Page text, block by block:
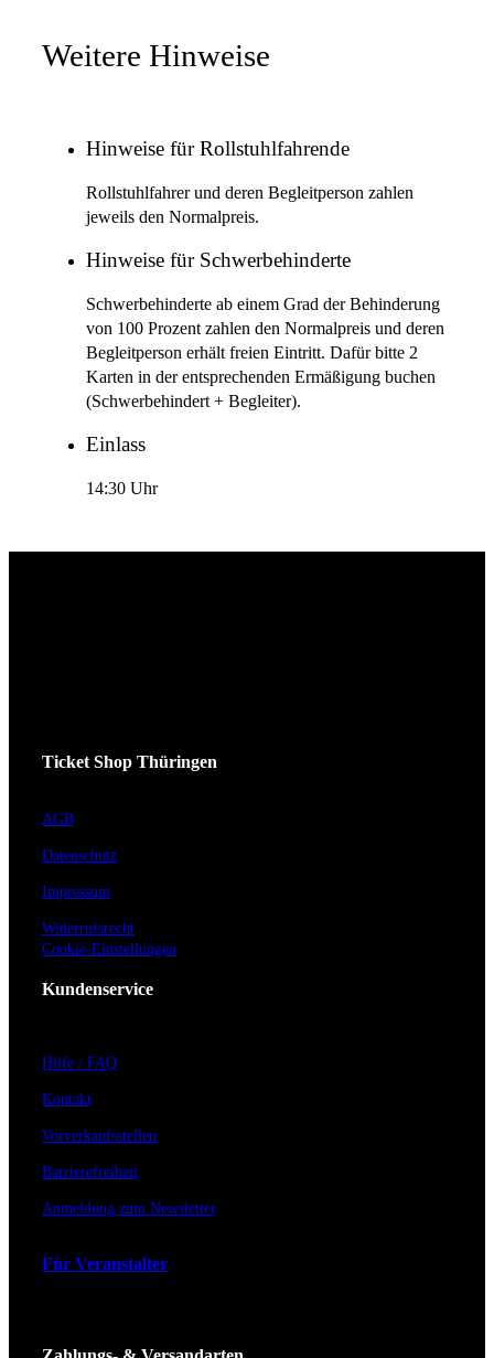
Weitere Hinweise
Hinweise für Rollstuhlfahrende
Rollstuhlfahrer und deren Begleitperson zahlen
jeweils den Normalpreis.
Hinweise für Schwerbehinderte
Schwerbehinderte ab einem Grad der Behinderung
von 100 Prozent zahlen den Normalpreis und deren
Begleitperson erhält freien Eintritt. Dafür bitte 2
Karten in der entsprechenden Ermäßigung buchen
(Schwerbehindert + Begleiter).
Einlass
14:30 Uhr
Ticket Shop Thüringen
AGB
Datenschutz
Impressum
Widerrufsrecht
Cookie-Einstellungen
Kundenservice
Hilfe / FAQ
Kontakt
Vorverkaufsstellen
Barrierefreiheit
Anmeldung zum Newsletter
Für Veranstalter